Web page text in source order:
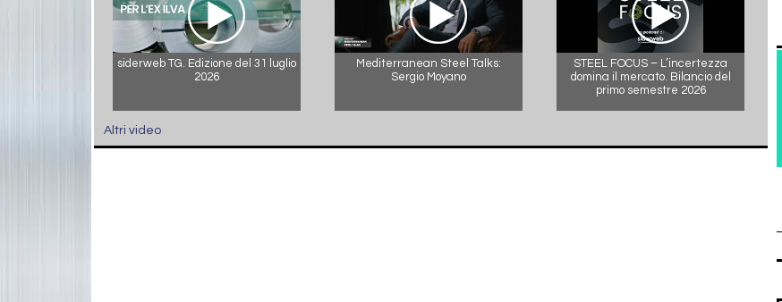
siderweb TG. Edizione del 31 luglio
2026
Mediterranean Steel Talks:
Sergio Moyano
STEEL FOCUS – L’incertezza
domina il mercato. Bilancio del
primo semestre 2026
Altri video